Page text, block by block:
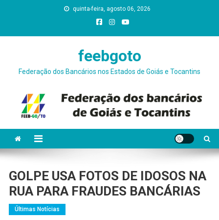
quinta-feira, agosto 06, 2026
feebgoto
Federação dos Bancários nos Estados de Goiás e Tocantins
GOLPE USA FOTOS DE IDOSOS NA
RUA PARA FRAUDES BANCÁRIAS
Últimas Notícias